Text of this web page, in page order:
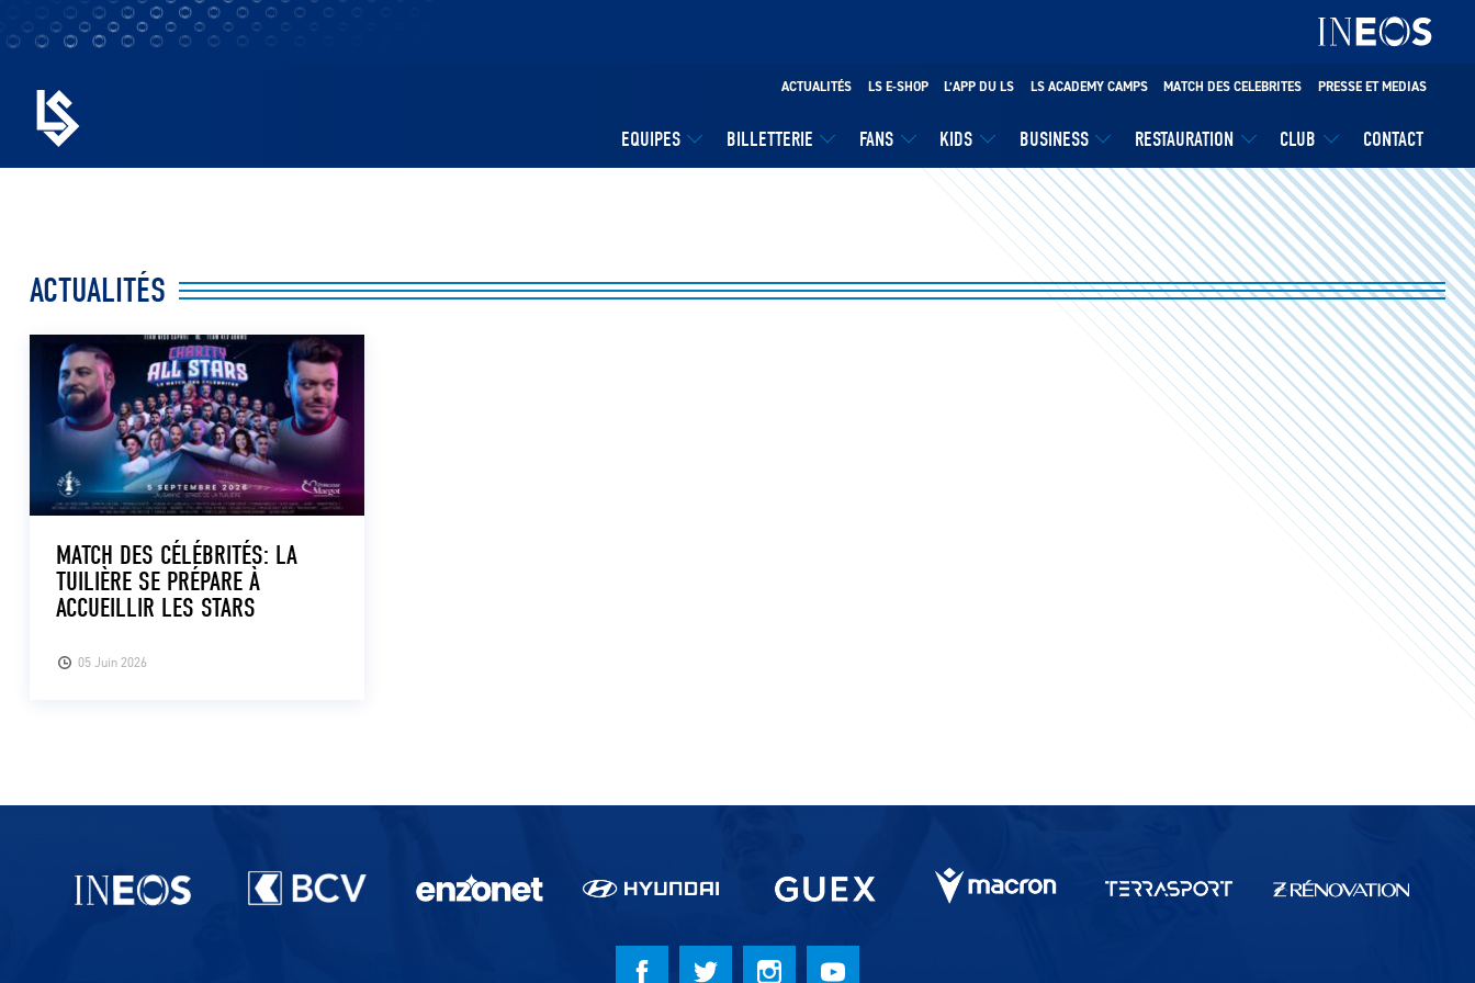
EQUIPES BILLETTERIE FANS KIDS BUSINESS RESTAURATION CLUB CONTACT
ACTUALITÉS LS E-SHOP L’APP DU LS LS ACADEMY CAMPS MATCH DES CELEBRITES PRESSE ET MEDIAS
ACTUALITÉS
05 Juin 2026
MATCH DES CÉLÉBRITÉS: LA
TUILIÈRE SE PRÉPARE À
ACCUEILLIR LES STARS
Partenaires du lausanne-Sport